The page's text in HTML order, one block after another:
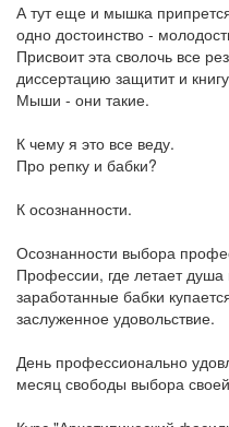
А тут еще и мышка
одно достоинство -
Присвоит эта сволочь все
диссертацию защитит и
Мыши - они такие.
К чему я это все веду.
Про репку и бабки?
К осознанности.
Осознанности выбора
Профессии, где летает душа
заработанные бабки
заслуженное удовольствие.
День профессионально
месяц свободы выбора